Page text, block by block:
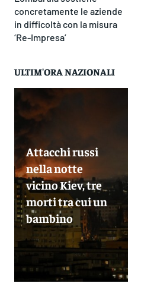
concretamente le aziende
in difficoltà con la misura
‘Re-Impresa’
ULTIM'ORA NAZIONALI
Attacchi russi
nella notte
vicino Kiev, tre
morti tra cui un
bambino